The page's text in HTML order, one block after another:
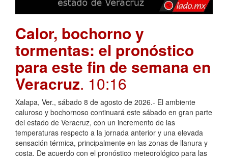
Calor, bochorno y
tormentas: el pronóstico
para este fin de semana en
Veracruz. 10:16
Xalapa, Ver., sábado 8 de agosto de 2026.- El ambiente
caluroso y bochornoso continuará este sábado en gran parte
del estado de Veracruz, con un incremento de las
temperaturas respecto a la jornada anterior y una elevada
sensación térmica, principalmente en las zonas de llanura y
costa. De acuerdo con el pronóstico meteorológico para las